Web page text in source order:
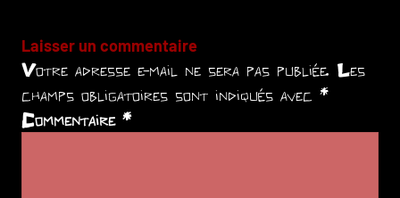
Laisser un commentaire
Votre adresse e-mail ne sera pas publiée. Les
champs obligatoires sont indiqués avec *
Commentaire *